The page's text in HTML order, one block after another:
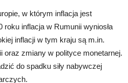
w którym inflacja jest
inflacja w Rumunii wyniosła
inflacji w tym kraju są m.in.
oraz zmiany w polityce monetarnej.
do spadku siły nabywczej